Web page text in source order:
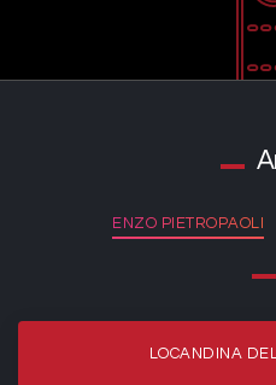
ENZO PIETROPAOLI
LOCANDINA